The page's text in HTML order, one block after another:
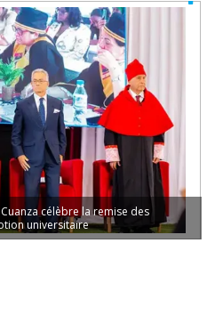
célèbre la remise des
universitaire